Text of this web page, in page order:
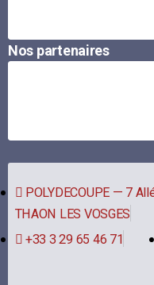
Nos partenaires
POLYDECOUPE — 7
THAON LES VOSGES
+33 3 29 65 46 71